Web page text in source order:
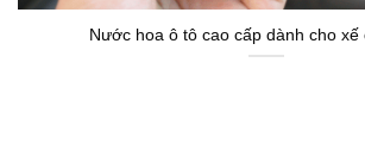
Nước hoa ô tô cao cấp dành cho xế